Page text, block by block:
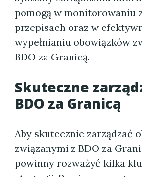
pomogą w monitorowaniu
przepisach oraz w
wypełnianiu obowiązków
BDO za Granicą.
Skuteczne
BDO za Granicą
Aby skutecznie zarządzać
związanymi z BDO za
powinny rozważyć kilka